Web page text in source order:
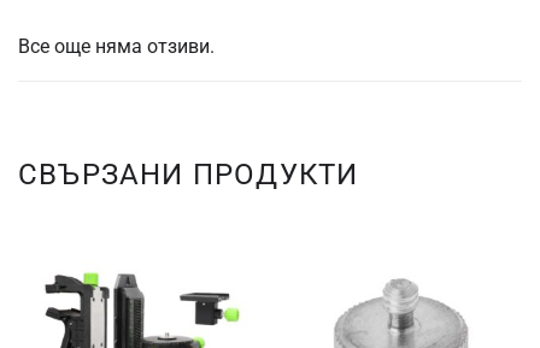
Все още няма отзиви.
СВЪРЗАНИ ПРОДУКТИ